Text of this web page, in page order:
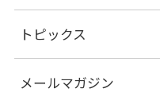
トピックス
メールマガジン